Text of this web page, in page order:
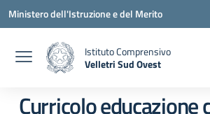
Vai ai contenuti
Vai al menu di navigazione
Vai al footer
Ministero dell'Istruzione e del Merito
Istituto Comprensivo
Velletri Sud Ovest
Curricolo educazione